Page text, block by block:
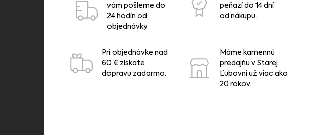
vám pošleme do
24 hodín od
objednávky.
peňazí do 14 dní
od nákupu.
Pri objednávke nad
60 € získate
dopravu zadarmo.
Máme kamennú
predajňu v Starej
Ľubovni už viac ako
20 rokov.